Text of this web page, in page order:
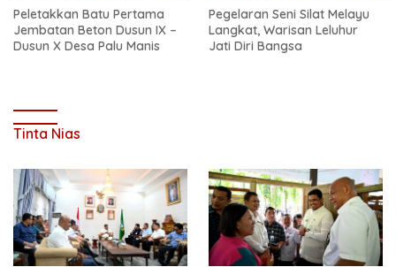
Peletakkan Batu Pertama
Jembatan Beton Dusun IX –
Dusun X Desa Palu Manis
Pegelaran Seni Silat Melayu
Langkat, Warisan Leluhur
Jati Diri Bangsa
Tinta Nias